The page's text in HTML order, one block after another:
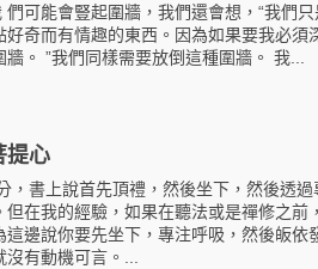
們可能會豎起圍牆，我們還會想，“我們
奇而有情趣的東西。因為如果要我必須
。 ”我們同樣需要放倒這種圍牆。 我...
提心
，書上說首先頂禮，然後坐下，然後透
在我的經驗，如果在聽法或是禪修之前
邊說你要先坐下，專注呼吸，然後皈依
有動機可言。...